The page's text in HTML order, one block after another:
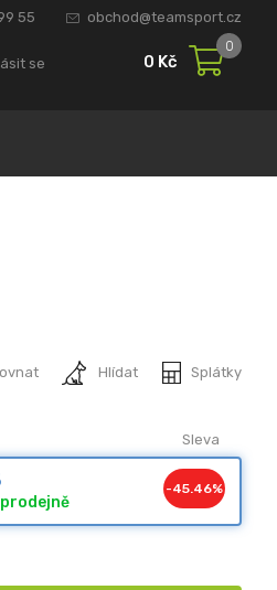
55 obchod@teamsport.cz
se 0 Kč
0
Hlídat Splátky
Sleva
-45.46%